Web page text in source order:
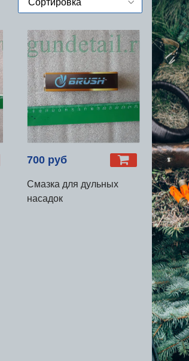
700 руб
Смазка для дульных
насадок